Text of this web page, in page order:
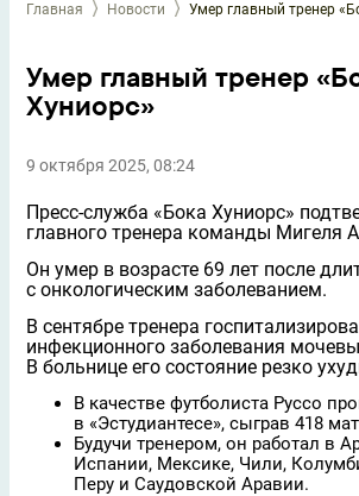
Главная Новости Умер главный тренер
Умер главный тренер
Хуниорс»
9 октября 2025, 08:24
Пресс-служба «Бока Хуниорс»
главного тренера команды Мигеля
Он умер в возрасте 69 лет после
с онкологическим заболеванием.
В сентябре тренера
инфекционного заболевания
В больнице его состояние резко
В качестве футболиста Руссо
в «Эстудиантесе», сыграв 418
Будучи тренером, он работал в
Испании, Мексике, Чили,
Перу и Саудовской Аравии.